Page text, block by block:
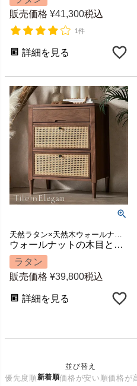
販売価格 ¥41,300税込
1件
詳細を見る
ウォールナットの木目とラタンメッシュのコンビネーションがリゾート感を醸し出すコンパクトなアジアンチェスト（ティレムエレガンシリーズ） [67180]
ラタン
販売価格 ¥39,800税込
詳細を見る
並び替え
優先度順新着順価格が安い順価格が